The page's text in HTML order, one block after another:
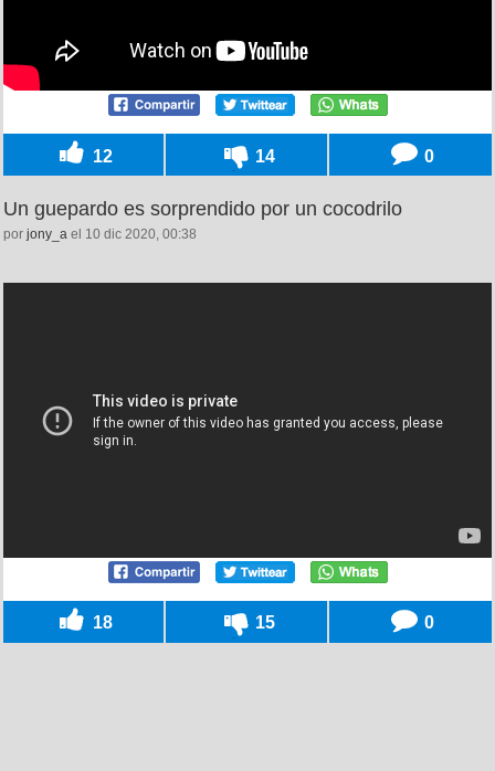
12 14 0
Un guepardo es sorprendido por un cocodrilo
por jony_a el 10 dic 2020, 00:38
18 15 0